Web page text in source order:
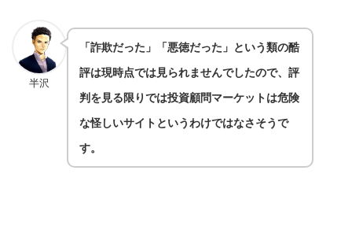
半沢
「詐欺だった」「悪徳だった」という類の酷
評は現時点では見られませんでしたので、評
判を見る限りでは投資顧問マーケットは危険
な怪しいサイトというわけではなさそうで
す。